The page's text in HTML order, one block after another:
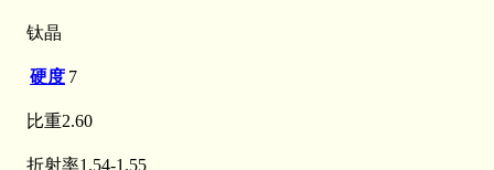
钛晶
硬度 7
比重2.60
折射率1.54-1.55